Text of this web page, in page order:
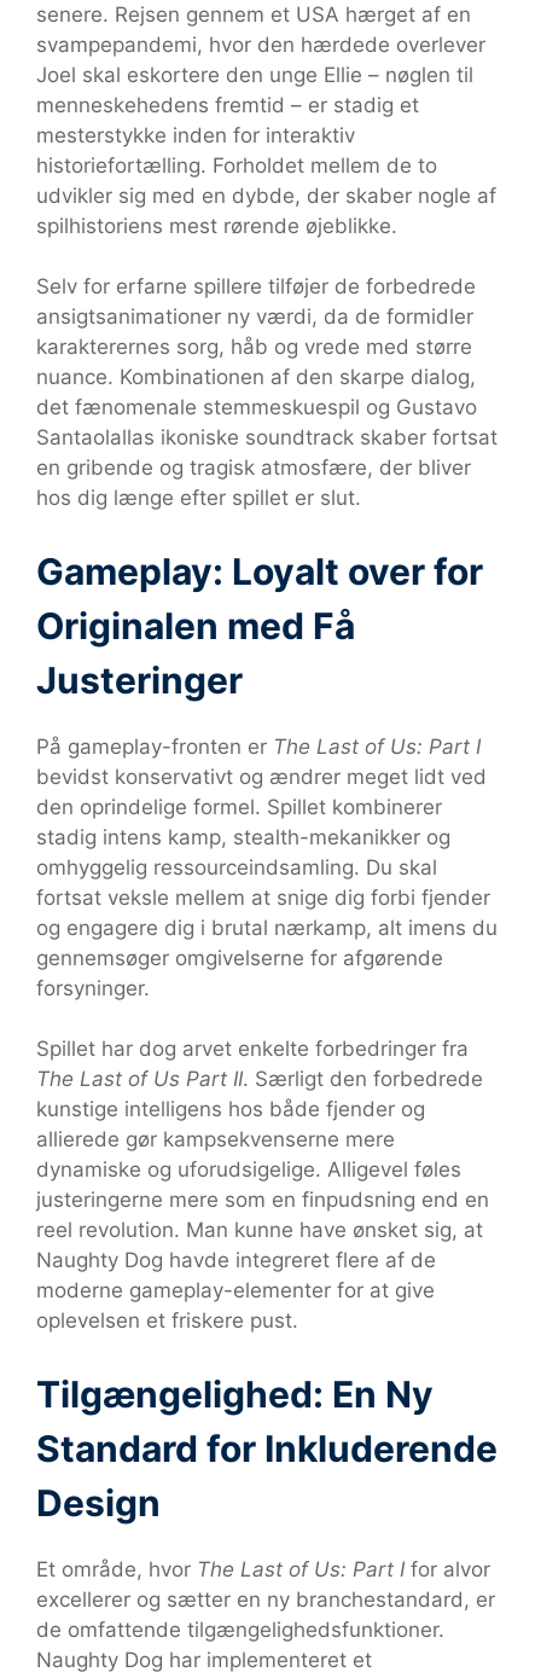
senere. Rejsen gennem et USA hærget af en
svampepandemi, hvor den hærdede overlever
Joel skal eskortere den unge Ellie – nøglen til
menneskehedens fremtid – er stadig et
mesterstykke inden for interaktiv
historiefortælling. Forholdet mellem de to
udvikler sig med en dybde, der skaber nogle af
spilhistoriens mest rørende øjeblikke.
Selv for erfarne spillere tilføjer de forbedrede
ansigtsanimationer ny værdi, da de formidler
karakterernes sorg, håb og vrede med større
nuance. Kombinationen af den skarpe dialog,
det fænomenale stemmeskuespil og Gustavo
Santaolallas ikoniske soundtrack skaber fortsat
en gribende og tragisk atmosfære, der bliver
hos dig længe efter spillet er slut.
Gameplay: Loyalt over for
Originalen med Få
Justeringer
På gameplay-fronten er The Last of Us: Part I
bevidst konservativt og ændrer meget lidt ved
den oprindelige formel. Spillet kombinerer
stadig intens kamp, stealth-mekanikker og
omhyggelig ressourceindsamling. Du skal
fortsat veksle mellem at snige dig forbi fjender
og engagere dig i brutal nærkamp, alt imens du
gennemsøger omgivelserne for afgørende
forsyninger.
Spillet har dog arvet enkelte forbedringer fra
The Last of Us Part II. Særligt den forbedrede
kunstige intelligens hos både fjender og
allierede gør kampsekvenserne mere
dynamiske og uforudsigelige. Alligevel føles
justeringerne mere som en finpudsning end en
reel revolution. Man kunne have ønsket sig, at
Naughty Dog havde integreret flere af de
moderne gameplay-elementer for at give
oplevelsen et friskere pust.
Tilgængelighed: En Ny
Standard for Inkluderende
Design
Et område, hvor The Last of Us: Part I for alvor
excellerer og sætter en ny branchestandard, er
de omfattende tilgængelighedsfunktioner.
Naughty Dog har implementeret et